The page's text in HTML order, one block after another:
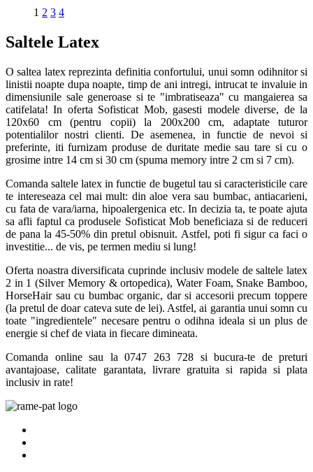
1 2 3 4
Saltele Latex
O saltea latex reprezinta definitia confortului, unui somn odihnitor si
linistii noapte dupa noapte, timp de ani intregi, intrucat te invaluie in
dimensiunile sale generoase si te "imbratiseaza" cu mangaierea sa
catifelata! In oferta Sofisticat Mob, gasesti modele diverse, de la
120x60 cm (pentru copii) la 200x200 cm, adaptate tuturor
potentialilor nostri clienti. De asemenea, in functie de nevoi si
preferinte, iti furnizam produse de duritate medie sau tare si cu o
grosime intre 14 cm si 30 cm (spuma memory intre 2 cm si 7 cm).
Comanda saltele latex in functie de bugetul tau si caracteristicile care
te intereseaza cel mai mult: din aloe vera sau bumbac, antiacarieni,
cu fata de vara/iarna, hipoalergenica etc. In decizia ta, te poate ajuta
sa afli faptul ca produsele Sofisticat Mob beneficiaza si de reduceri
de pana la 45-50% din pretul obisnuit. Astfel, poti fi sigur ca faci o
investitie... de vis, pe termen mediu si lung!
Oferta noastra diversificata cuprinde inclusiv modele de saltele latex
2 in 1 (Silver Memory & ortopedica), Water Foam, Snake Bamboo,
HorseHair sau cu bumbac organic, dar si accesorii precum toppere
(la pretul de doar cateva sute de lei). Astfel, ai garantia unui somn cu
toate "ingredientele" necesare pentru o odihna ideala si un plus de
energie si chef de viata in fiecare dimineata.
Comanda online sau la 0747 263 728 si bucura-te de preturi
avantajoase, calitate garantata, livrare gratuita si rapida si plata
inclusiv in rate!